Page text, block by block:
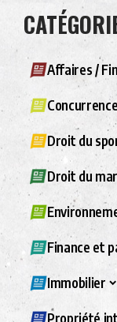
Affaires /
Droit du
Droit du
Finance et
Immobilier
Propriété